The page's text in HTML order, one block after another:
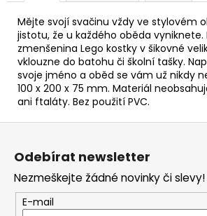
Mějte svojí svačinu vždy ve stylovém
jistotu, že u každého oběda vyniknete.
zmenšenina Lego kostky v šikovné
vklouzne do batohu či školní tašky.
svoje jméno a oběd se vám už nikdy
100 x 200 x 75 mm. Materiál
ani ftaláty. Bez použití PVC.
Z
Odebírat newsletter
Nezmeškejte žádné novinky či slevy!
E-mail